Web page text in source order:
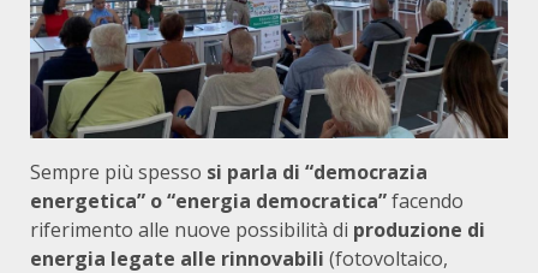
Sempre più spesso si parla di “democrazia
energetica” o “energia democratica”facendo
riferimento alle nuove possibilità di produzione di
energia legate alle rinnovabili (fotovoltaico,